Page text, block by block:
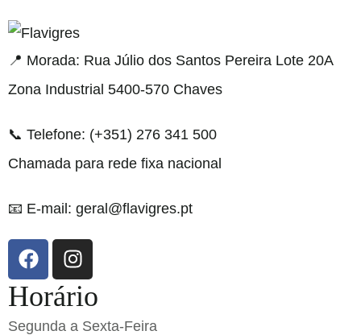
adresi
📍 Morada: Rua Júlio dos Santos Pereira Lote 20A
Zona Industrial 5400-570 Chaves
📞 Telefone: (+351) 276 341 500
Chamada para rede fixa nacional
📧 E-mail: geral@flavigres.pt
Horário
Segunda a Sexta-Feira